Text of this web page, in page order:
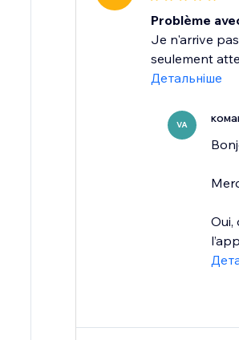
Problème
Je n'arrive
seulement
Детальніше
VA
Oui,